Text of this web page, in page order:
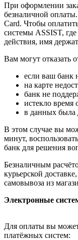
При оформлении
безналичной
Card. Чтобы
системы ASSIST,
действия, имя
Вам могут отказать
если ваш банк
на карте
банк не
истекло время
в данных была
В этом случае вы
минут,
банк для решения
Безналичным
курьерской
самовывоза из
Электронные
Для оплаты вы
платёжных систем: